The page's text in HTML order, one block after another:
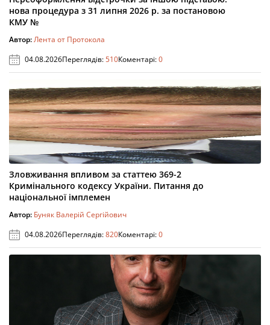
нова процедура з 31 липня 2026 р. за постановою
КМУ №
Автор:Лента от Протокола
04.08.2026Переглядів:510Коментарі:0
Зловживання впливом за статтею 369-2
Кримінального кодексу України. Питання до
національної імплемен
Автор: Буняк Валерій Сергійович
04.08.2026Переглядів:820Коментарі:0